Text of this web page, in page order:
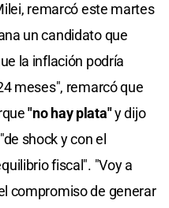
remarcó este martes
un candidato que
la inflación podría
meses", remarcó que
"no hay plata"y dijo
shock y con el
fiscal". "Voy a
compromiso de generar